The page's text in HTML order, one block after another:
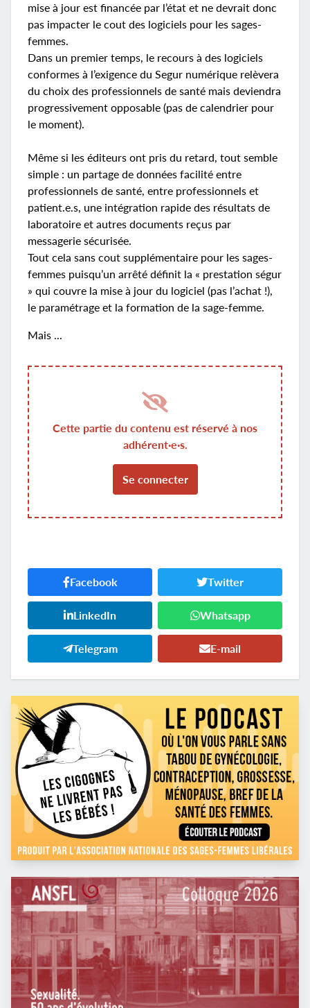
mise à jour est financée par l’état et ne devrait donc
pas impacter le cout des logiciels pour les sages-
femmes.
Dans un premier temps, le recours à des logiciels
conformes à l’exigence du Segur numérique relèvera
du choix des professionnels de santé mais deviendra
progressivement opposable (pas de calendrier pour
le moment).
Même si les éditeurs ont pris du retard, tout semble
simple : un partage de données facilité entre
professionnels de santé, entre professionnels et
patient.e.s, une intégration rapide des résultats de
laboratoire et autres documents reçus par
messagerie sécurisée.
Tout cela sans cout supplémentaire pour les sages-
femmes puisqu’un arrêté définit la « prestation ségur
» qui couvre la mise à jour du logiciel (pas l’achat !),
le paramétrage et la formation de la sage-femme.
Mais ...
Cette partie du contenu est réservé à nos
adhérent·e·s.
Se connecter
Facebook Twitter
LinkedIn Whatsapp
Telegram E-mail